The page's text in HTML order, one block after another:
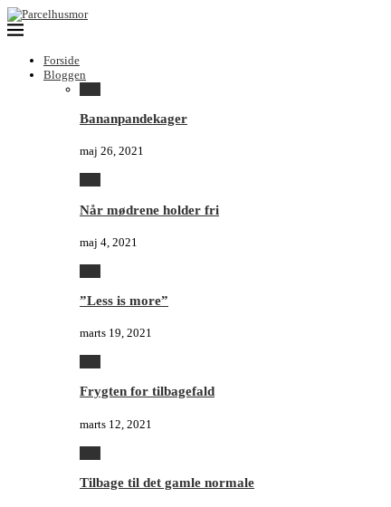
Forside
Bloggen
Bananpandekager
maj 26, 2021
Når mødrene holder fri
maj 4, 2021
”Less is more”
marts 19, 2021
Frygten for tilbagefald
marts 12, 2021
Tilbage til det gamle normale